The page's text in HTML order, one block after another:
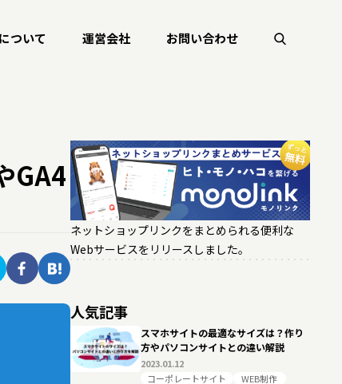
保守運用 WEBデザイン
ついて 運営会社 お問い合わせ
GA4
ネットショップリンクをまとめられる便利な
Webサービスをリリースしました。
人気記事
スマホサイトの最適なサイズは？作り
方やパソコンサイトとの違い解説
2023.01.12
コーポレートサイト
WEB制作